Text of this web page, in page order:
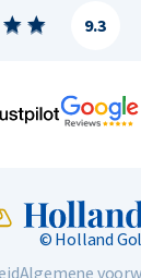
9.3
© Holland
Algemene